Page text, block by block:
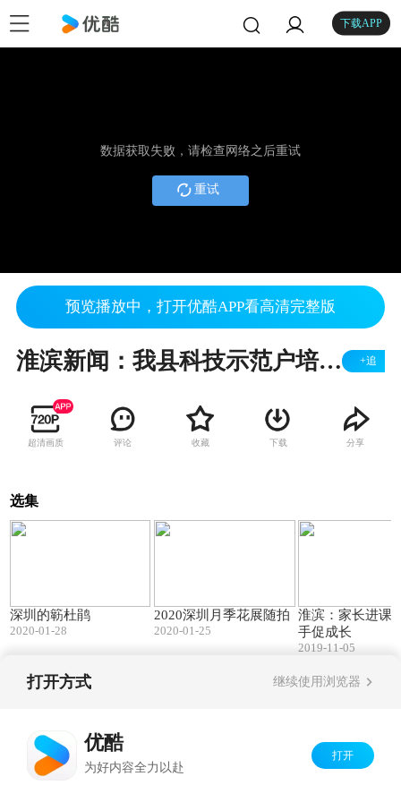
下载APP
数据获取失败，请检查网络之后重试
重试
预览播放中，打开优酷APP看高清完整版
淮滨新闻：我县科技示范户培训形式灵活多样 +追
超清画质 评论 收藏 下载 分享
选集
深圳的簕杜鹃
2020-01-28
2020深圳月季花展随拍
2020-01-25
淮滨：家长进课
手促成长
2019-11-05
打开方式 继续使用浏览器
优酷
为好内容全力以赴
打开